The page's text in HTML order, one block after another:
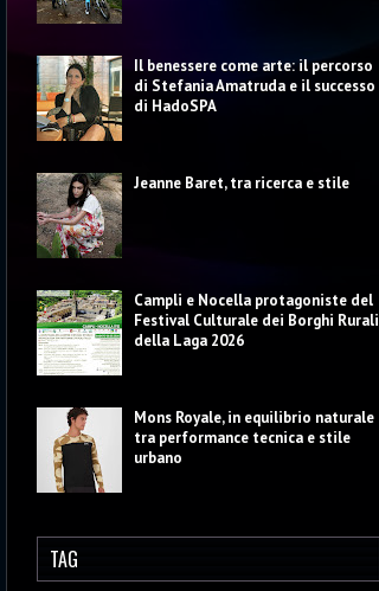
Il benessere come arte: il percorso
di Stefania Amatruda e il successo
di HadoSPA
Jeanne Baret, tra ricerca e stile
Campli e Nocella protagoniste del
Festival Culturale dei Borghi Rurali
della Laga 2026
Mons Royale, in equilibrio naturale
tra performance tecnica e stile
urbano
TAG